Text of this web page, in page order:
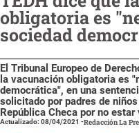
obligatoria es
sociedad
El Tribunal Europeo de
la vacunación obligatoria es
democrática", en una
solicitado por padres de
República Checa por no estar
Actualizado: 08/04/2021 -Redacción La